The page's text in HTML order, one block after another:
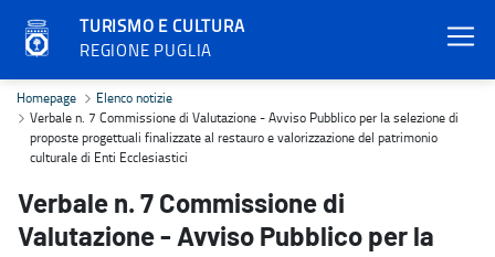
TURISMO E CULTURA
REGIONE PUGLIA
Verbale n. 7 Commissione di Valutazione - Avviso Pubblico per
Homepage
Elenco notizie
Verbale n. 7 Commissione di Valutazione - Avviso Pubblico per la selezione di
proposte progettuali finalizzate al restauro e valorizzazione del patrimonio
culturale di Enti Ecclesiastici
Verbale n. 7 Commissione di
Valutazione - Avviso Pubblico per la